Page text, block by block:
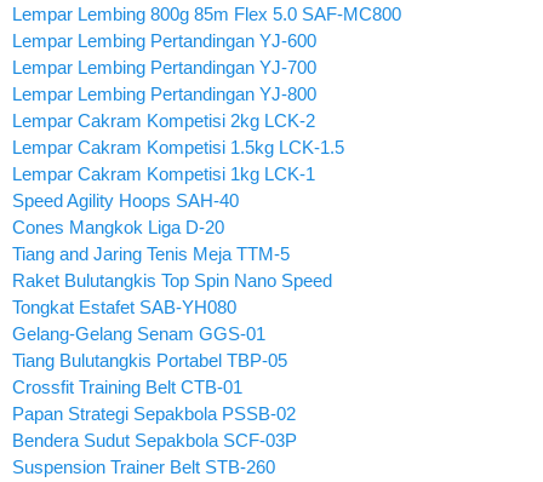
Lempar Lembing 800g 85m Flex 5.0 SAF-MC800
Lempar Lembing Pertandingan YJ-600
Lempar Lembing Pertandingan YJ-700
Lempar Lembing Pertandingan YJ-800
Lempar Cakram Kompetisi 2kg LCK-2
Lempar Cakram Kompetisi 1.5kg LCK-1.5
Lempar Cakram Kompetisi 1kg LCK-1
Speed Agility Hoops SAH-40
Cones Mangkok Liga D-20
Tiang and Jaring Tenis Meja TTM-5
Raket Bulutangkis Top Spin Nano Speed
Tongkat Estafet SAB-YH080
Gelang-Gelang Senam GGS-01
Tiang Bulutangkis Portabel TBP-05
Crossfit Training Belt CTB-01
Papan Strategi Sepakbola PSSB-02
Bendera Sudut Sepakbola SCF-03P
Suspension Trainer Belt STB-260